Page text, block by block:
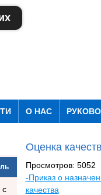
О НАС
с
Оценка
Просмотров: 5052
-Приказ о
качества